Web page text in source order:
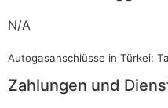
N/A
Autogasanschlüsse in Türkei:
Zahlungen und